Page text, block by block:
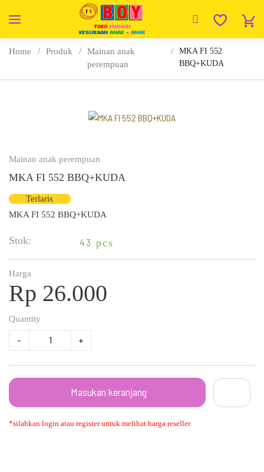
Home Produk
Mainan anak
perempuan
MKA FI 552
BBQ+KUDA
Mainan anak perempuan
MKA FI 552 BBQ+KUDA
Terlaris
MKA FI 552 BBQ+KUDA
Stok: 43 pcs
Harga
Rp 26.000
Quantity
- +
Masukan keranjang
*silahkan login atau register untuk melihat harga reseller